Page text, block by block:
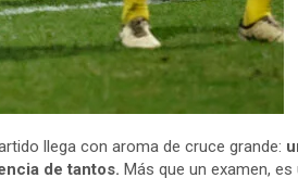
llega con aroma de cruce grande:
de tantos. Más que un examen, es